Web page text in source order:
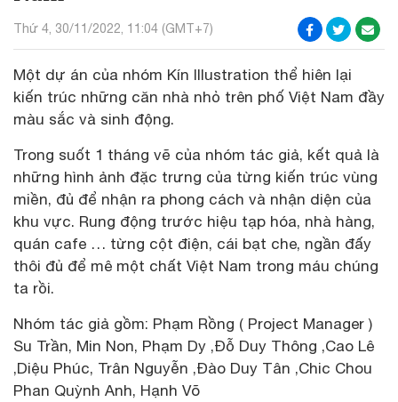
Thứ 4, 30/11/2022, 11:04 (GMT+7)
Một dự án của nhóm Kín Illustration thể hiên lại
kiến trúc những căn nhà nhỏ trên phố Việt Nam đầy
màu sắc và sinh động.
Trong suốt 1 tháng vẽ của nhóm tác giả, kết quả là
những hình ảnh đặc trưng của từng kiến trúc vùng
miền, đủ để nhận ra phong cách và nhận diện của
khu vực. Rung động trước hiệu tạp hóa, nhà hàng,
quán cafe … từng cột điện, cái bạt che, ngần đấy
thôi đủ để mê một chất Việt Nam trong máu chúng
ta rồi.
Nhóm tác giả gồm: Phạm Rồng ( Project Manager )
Su Trần, Min Non, Phạm Dy ,Đỗ Duy Thông ,Cao Lê
,Diệu Phúc, Trân Nguyễn ,Đào Duy Tân ,Chic Chou
Phan Quỳnh Anh, Hạnh Võ